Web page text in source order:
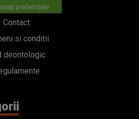
preferințele
Contact
si conditii
deontologic